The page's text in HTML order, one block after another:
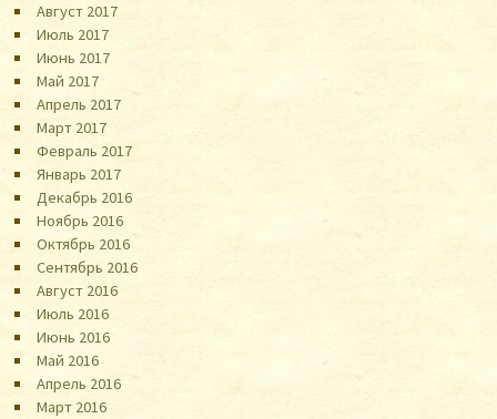
Август 2017
Июль 2017
Июнь 2017
Май 2017
Апрель 2017
Март 2017
Февраль 2017
Январь 2017
Декабрь 2016
Ноябрь 2016
Октябрь 2016
Сентябрь 2016
Август 2016
Июль 2016
Июнь 2016
Май 2016
Апрель 2016
Март 2016